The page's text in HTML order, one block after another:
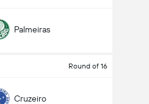
Palmeiras
Round of 16
Cruzeiro